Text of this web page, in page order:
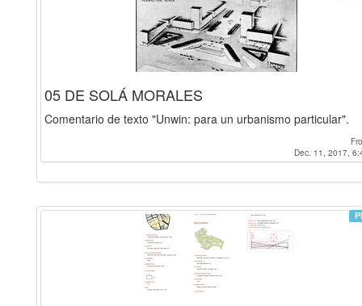
05 DE SOLÁ MORALES
Comentario de texto "Unwin: para un urbanismo particular".
Dec. 11, 2017,